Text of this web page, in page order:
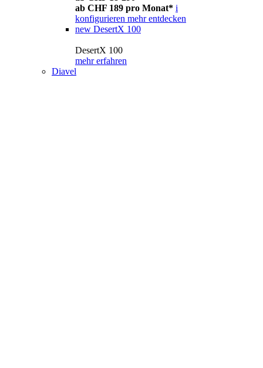
ab CHF 189 pro Monat* i
konfigurieren mehr entdecken
new DesertX 100
DesertX 100
mehr erfahren
Diavel